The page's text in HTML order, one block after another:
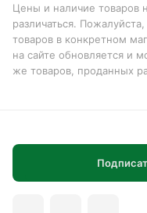
Цены и наличие товаров
различаться.
товаров в конкретном
на сайте обновляется и
же товаров, проданных